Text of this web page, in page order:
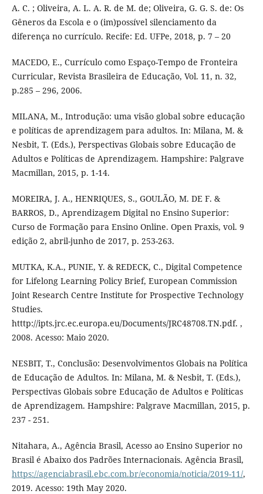
A. C. ; Oliveira, A. L. A. R. de M. de; Oliveira, G. G. S. de: Os
Gêneros da Escola e o (im)possível silenciamento da
diferença no currículo. Recife: Ed. UFPe, 2018, p. 7 – 20
MACEDO, E., Currículo como Espaço-Tempo de Fronteira
Curricular, Revista Brasileira de Educação, Vol. 11, n. 32,
p.285 – 296, 2006.
MILANA, M., Introdução: uma visão global sobre educação
e políticas de aprendizagem para adultos. In: Milana, M. &
Nesbit, T. (Eds.), Perspectivas Globais sobre Educação de
Adultos e Políticas de Aprendizagem. Hampshire: Palgrave
Macmillan, 2015, p. 1-14.
MOREIRA, J. A., HENRIQUES, S., GOULÃO, M. DE F. &
BARROS, D., Aprendizagem Digital no Ensino Superior:
Curso de Formação para Ensino Online. Open Praxis, vol. 9
edição 2, abril-junho de 2017, p. 253-263.
MUTKA, K.A., PUNIE, Y. & REDECK, C., Digital Competence
for Lifelong Learning Policy Brief, European Commission
Joint Research Centre Institute for Prospective Technology
Studies.
htttp://ipts.jrc.ec.europa.eu/Documents/JRC48708.TN.pdf. ,
2008. Acesso: Maio 2020.
NESBIT, T., Conclusão: Desenvolvimentos Globais na Política
de Educação de Adultos. In: Milana, M. & Nesbit, T. (Eds.),
Perspectivas Globais sobre Educação de Adultos e Políticas
de Aprendizagem. Hampshire: Palgrave Macmillan, 2015, p.
237 - 251.
Nitahara, A., Agência Brasil, Acesso ao Ensino Superior no
Brasil é Abaixo dos Padrões Internacionais. Agência Brasil,
https://agenciabrasil.ebc.com.br/economia/noticia/2019-11/,
2019. Acesso: 19th May 2020.